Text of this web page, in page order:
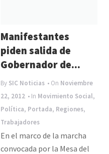
n
Manifestantes
piden salida de
Gobernador de...
By SIC Noticias • On Noviembre
22, 2012 • In Movimiento Social,
Política, Portada, Regiones,
Trabajadores
En el marco de la marcha
convocada por la Mesa del